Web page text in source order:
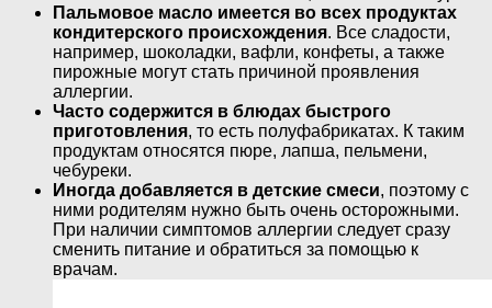
Пальмовое масло имеется во всех продуктах
кондитерского происхождения. Все сладости,
например, шоколадки, вафли, конфеты, а также
пирожные могут стать причиной проявления
аллергии.
Часто содержится в блюдах быстрого
приготовления, то есть полуфабрикатах. К таким
продуктам относятся пюре, лапша, пельмени,
чебуреки.
Иногда добавляется в детские смеси, поэтому с
ними родителям нужно быть очень осторожными.
При наличии симптомов аллергии следует сразу
сменить питание и обратиться за помощью к
врачам.